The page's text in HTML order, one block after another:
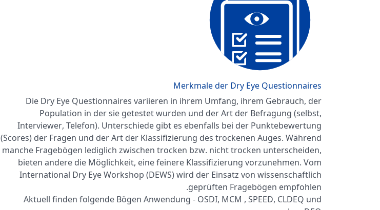
Merkmale der Dry Eye Questionnaires
Die Dry Eye Questionnaires variieren in ihrem Umfang, ihrem Gebrauch, der
Population in der sie getestet wurden und der Art der Befragung (selbst,
Interviewer, Telefon). Unterschiede gibt es ebenfalls bei der Punktebewertung
(Scores) der Fragen und der Art der Klassifizierung des trockenen Auges. Während
manche Fragebögen lediglich zwischen trocken bzw. nicht trocken unterscheiden,
bieten andere die Möglichkeit, eine feinere Klassifizierung vorzunehmen. Vom
International Dry Eye Workshop (DEWS) wird der Einsatz von wissenschaftlich
geprüften Fragebögen empfohlen.
Aktuell finden folgende Bögen Anwendung - OSDI, MCM , SPEED, CLDEQ und